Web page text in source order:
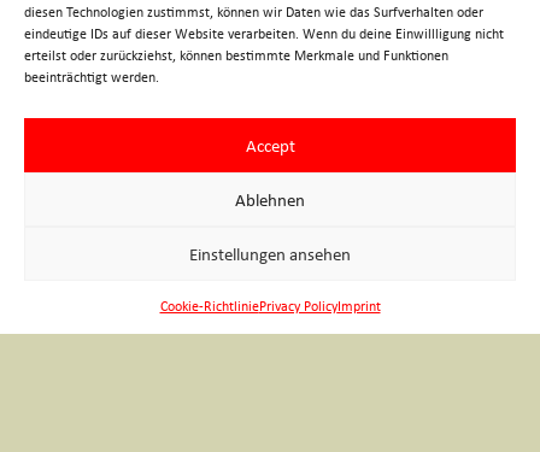
diesen Technologien zustimmst, können wir Daten wie das Surfverhalten oder
eindeutige IDs auf dieser Website verarbeiten. Wenn du deine Einwillligung nicht
erteilst oder zurückziehst, können bestimmte Merkmale und Funktionen
beeinträchtigt werden.
Accept
Ablehnen
Einstellungen ansehen
Cookie-RichtliniePrivacy PolicyImprint
Duration: 1,5 hours
» costs and terms
» request/booking